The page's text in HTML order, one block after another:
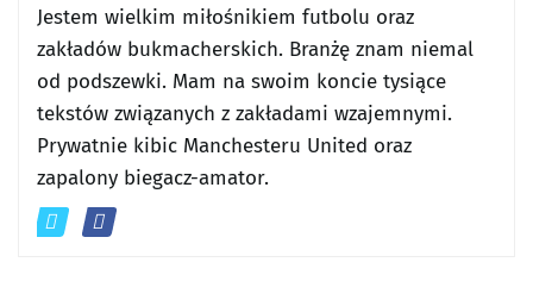
Jestem wielkim miłośnikiem futbolu oraz
zakładów bukmacherskich. Branżę znam niemal
od podszewki. Mam na swoim koncie tysiące
tekstów związanych z zakładami wzajemnymi.
Prywatnie kibic Manchesteru United oraz
zapalony biegacz-amator.